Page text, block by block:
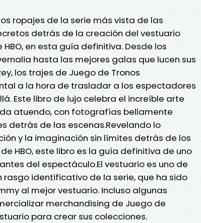
ropajes de la serie más vista de las
detrás de la creación del vestuario
en esta guía definitiva. Desde los
hasta las mejores galas que lucen sus
los trajes de Juego de Tronos
a la hora de trasladar a los espectadores
Este libro de lujo celebra el increíble arte
atuendo, con fotografías bellamente
detrás de las escenas.Revelando lo
y la imaginación sin límites detrás de los
HBO, este libro es la guía definitiva de uno
del espectáculo.El vestuario es uno de
identificativo de la serie, que ha sido
al mejor vestuario. Incluso algunas
merchandising de Juego de
para crear sus colecciones.